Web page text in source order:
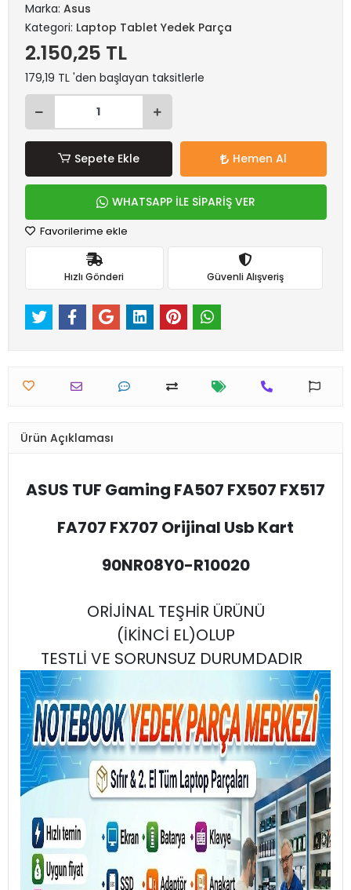
Marka: Asus
Kategori: Laptop Tablet Yedek Parça
2.150,25 TL
179,19 TL 'den başlayan taksitlerle
Sepete Ekle Hemen Al
WHATSAPP İLE SİPARİŞ VER
Favorilerime ekle
Hızlı Gönderi Güvenli Alışveriş
Ürün Açıklaması
ASUS TUF Gaming FA507 FX507 FX517
FA707 FX707 Orijinal Usb Kart
90NR08Y0-R10020
ORİJİNAL TEŞHİR ÜRÜNÜ
(İKİNCİ EL)OLUP
TESTLİ VE SORUNSUZ DURUMDADIR